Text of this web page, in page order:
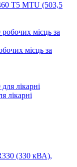
T5 MTU (503,5
місць за
лікарні
(330 кВА),